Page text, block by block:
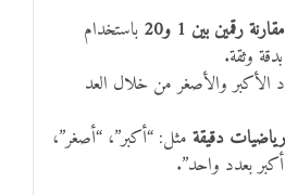
مقارنة رقمين بين 1 و20
باستخدام
وثقة.
الأكبر والأصغر من خلال العد
دقيقةمثل: “أكبر”، “أصغر”،
بعدد واحد”.